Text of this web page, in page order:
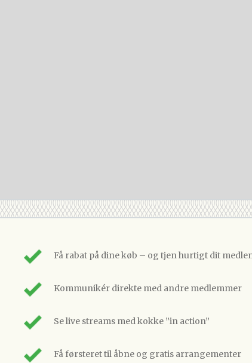
Få rabat på dine køb – og tjen hurtigt dit
Kommunikér direkte med andre medlemmer
Se live streams med kokke ”in action”
Få førsteret til åbne og gratis arrangementer